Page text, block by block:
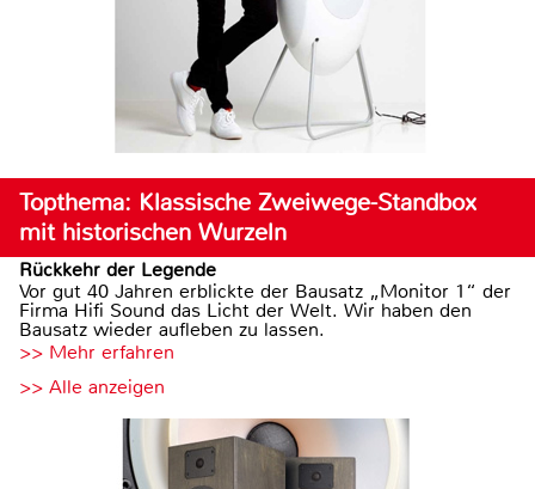
Topthema: Klassische Zweiwege-Standbox
mit historischen Wurzeln
Rückkehr der Legende
Vor gut 40 Jahren erblickte der Bausatz „Monitor 1“ der
Firma Hifi Sound das Licht der Welt. Wir haben den
Bausatz wieder aufleben zu lassen.
>> Mehr erfahren
>> Alle anzeigen